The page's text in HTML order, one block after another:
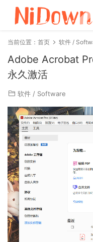
当前位置： 首页 软件 /
Adobe Acrobat
永久激活
软件 / Software